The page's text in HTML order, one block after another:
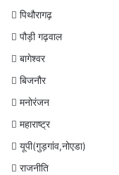
पिथौरागढ़
पौड़ी गढ़वाल
बागेश्वर
बिजनौर
मनोरंजन
महाराष्ट्र
यूपी(गुड़गांव,नोएडा)
राजनीति